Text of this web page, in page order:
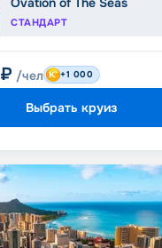
СТАНДАРТ
₽ /чел +1 000
Выбрать круиз